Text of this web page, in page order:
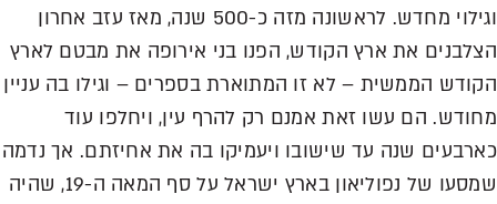
וגילוי מחדש. לראשונה מזה כ-500 שנה, מאז עזב אחרון
הצלבנים את ארץ הקודש, הפנו בני אירופה את מבטם לארץ
הקודש הממשית – לא זו המתוארת בספרים – וגילו בה עניין
מחודש. הם עשו זאת אמנם רק להרף עין, ויחלפו עוד
כארבעים שנה עד שישובו ויעמיקו בה את אחיזתם. אך נדמה
שמסעו של נפוליאון בארץ ישראל על סף המאה ה-19, שהיה